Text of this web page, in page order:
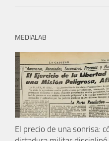
MEDIALAB
El precio de una sonrisa: